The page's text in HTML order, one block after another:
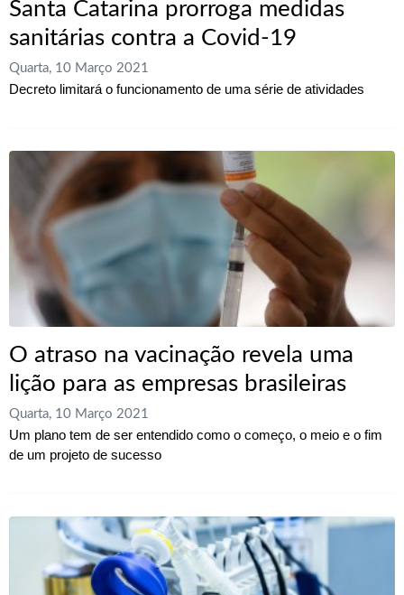
Santa Catarina prorroga medidas
sanitárias contra a Covid-19
Quarta, 10 Março 2021
Decreto limitará o funcionamento de uma série de atividades
O atraso na vacinação revela uma
lição para as empresas brasileiras
Quarta, 10 Março 2021
Um plano tem de ser entendido como o começo, o meio e o fim
de um projeto de sucesso